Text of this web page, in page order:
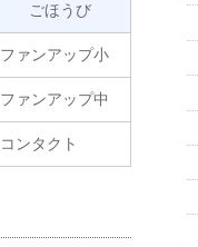
ごほうび
ファンアップ小
ファンアップ中
コンタクト